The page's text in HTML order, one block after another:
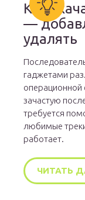
Как
—
удалять
гаджетами
операционной
зачастую
требуется
любимые
работает.
ЧИТАТЬ